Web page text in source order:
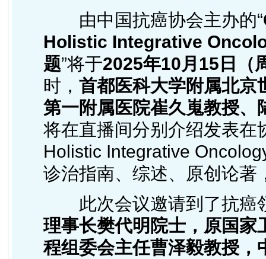
由中国抗癌协会主办的“
Holistic Integrative
题”将于2025年10月 15日
时， 首都医科大学附属北京
第一附属医院崔久嵬教授、
将在直播间分别介绍发表在
Holistic Integrative
诊治指南、综述、原创论著
此次会议邀请到了抗癌
理事长樊代明院士 ，原国
程组委会主任曹泽毅教授，